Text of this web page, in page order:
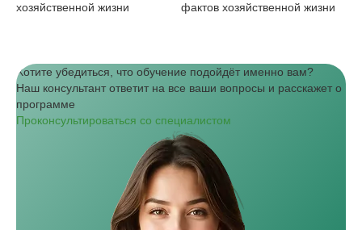
хозяйственной жизни
фактов хозяйственной жизни
Хотите убедиться, что обучение подойдёт именно вам?
Наш консультант ответит на все ваши вопросы и расскажет о
программе
Проконсультироваться со специалистом